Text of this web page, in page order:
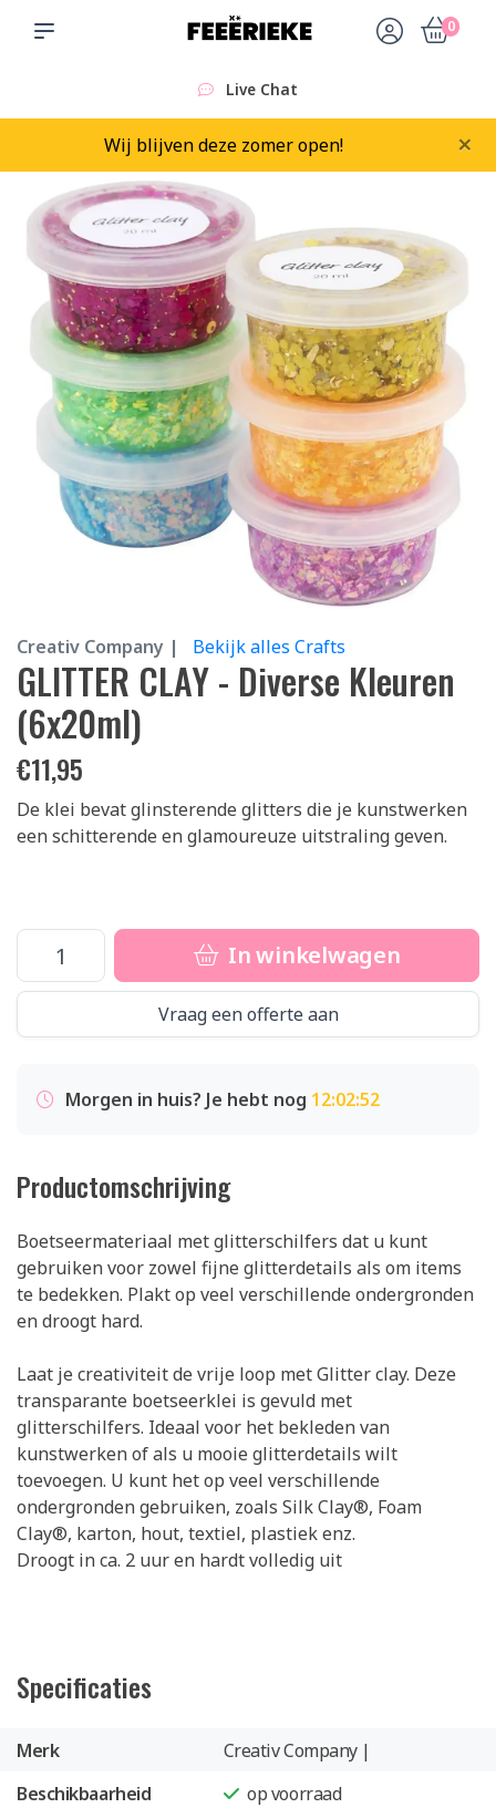
0
Live Chat
Wij blijven deze zomer open! ×
Creativ Company | Bekijk alles Crafts
GLITTER CLAY - Diverse Kleuren
(6x20ml)
€11,95
De klei bevat glinsterende glitters die je kunstwerken
een schitterende en glamoureuze uitstraling geven.
In winkelwagen
Vraag een offerte aan
Morgen in huis? Je hebt nog 12:02:51
Productomschrijving
Boetseermateriaal met glitterschilfers dat u kunt
gebruiken voor zowel fijne glitterdetails als om items
te bedekken. Plakt op veel verschillende ondergronden
en droogt hard.
Laat je creativiteit de vrije loop met Glitter clay. Deze
transparante boetseerklei is gevuld met
glitterschilfers. Ideaal voor het bekleden van
kunstwerken of als u mooie glitterdetails wilt
toevoegen. U kunt het op veel verschillende
ondergronden gebruiken, zoals Silk Clay®, Foam
Clay®, karton, hout, textiel, plastiek enz.
Droogt in ca. 2 uur en hardt volledig uit
Specificaties
Merk
Creativ Company |
Beschikbaarheid
op voorraad